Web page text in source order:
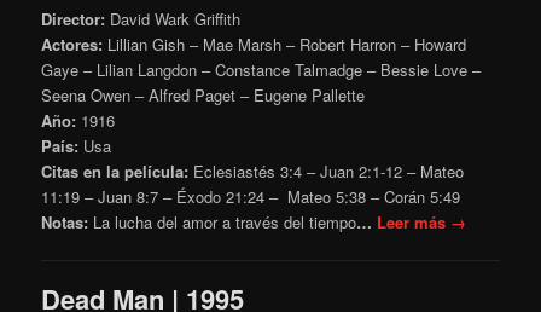
Director: David Wark Griffith
Actores: Lillian Gish – Mae Marsh – Robert Harron – Howard
Gaye – Lilian Langdon – Constance Talmadge – Bessie Love –
Seena Owen – Alfred Paget – Eugene Pallette
Año: 1916
País: Usa
Citas en la película: Eclesiastés 3:4 – Juan 2:1-12 – Mateo
11:19 – Juan 8:7 – Éxodo 21:24 – Mateo 5:38 – Corán 5:49
Notas: La lucha del amor a través del tiempo… Leer más →
Dead Man | 1995